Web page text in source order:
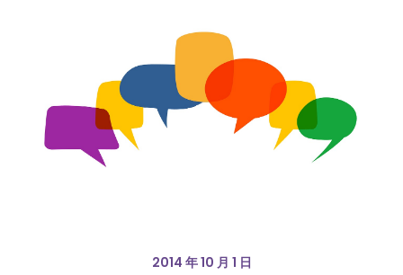
2014 年 10 月 1 日